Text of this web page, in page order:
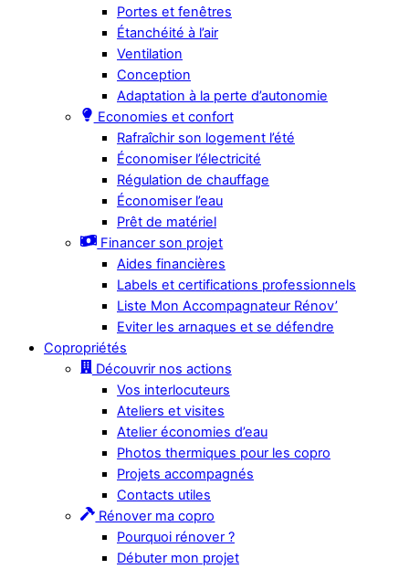
Portes et fenêtres
Étanchéité à l’air
Ventilation
Conception
Adaptation à la perte d’autonomie
Economies et confort
Rafraîchir son logement l’été
Économiser l’électricité
Régulation de chauffage
Économiser l’eau
Prêt de matériel
Financer son projet
Aides financières
Labels et certifications professionnels
Liste Mon Accompagnateur Rénov’
Eviter les arnaques et se défendre
Copropriétés
Découvrir nos actions
Vos interlocuteurs
Ateliers et visites
Atelier économies d’eau
Photos thermiques pour les copro
Projets accompagnés
Contacts utiles
Rénover ma copro
Pourquoi rénover ?
Débuter mon projet